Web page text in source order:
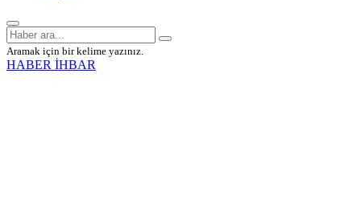
Aramak için bir kelime yazınız.
HABER İHBAR